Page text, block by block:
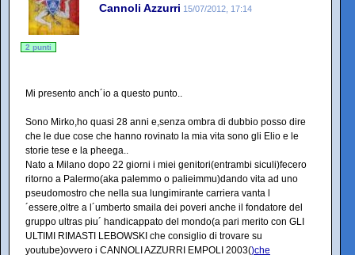
Cannoli Azzurri 15/07/2012, 17:14
2 punti
Mi presento anch´io a questo punto..
Sono Mirko,ho quasi 28 anni e,senza ombra di dubbio posso dire
che le due cose che hanno rovinato la mia vita sono gli Elio e le
storie tese e la pheega..
Nato a Milano dopo 22 giorni i miei genitori(entrambi siculi)fecero
ritorno a Palermo(aka palemmo o palieimmu)dando vita ad uno
pseudomostro che nella sua lungimirante carriera vanta l
´essere,oltre a l´umberto smaila dei poveri anche il fondatore del
gruppo ultras piu´ handicappato del mondo(a pari merito con GLI
ULTIMI RIMASTI LEBOWSKI che consiglio di trovare su
youtube)ovvero i CANNOLI AZZURRI EMPOLI 2003()che